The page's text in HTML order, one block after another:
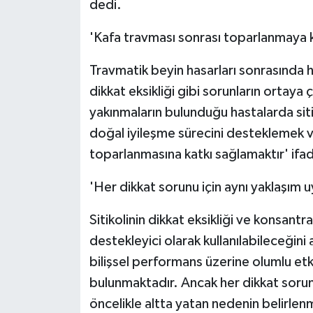
dedi.
'Kafa travması sonrası toparlanmaya
Travmatik beyin hasarları
dikkat eksikliği gibi sorunların ortaya
yakınmaların bulunduğu hastalarda
doğal iyileşme sürecini desteklemek
toparlanmasına katkı sağlamaktır'
'Her dikkat sorunu için aynı yaklaşım
Sitikolinin dikkat eksikliği ve
destekleyici olarak
bilişsel performans üzerine olumlu
bulunmaktadır. Ancak her dikkat
öncelikle altta yatan nedenin